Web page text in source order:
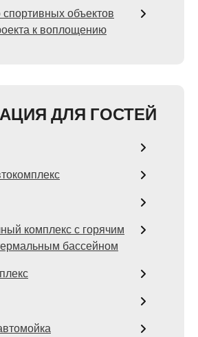
объектов
к воплощению
ДЛЯ ГОСТЕЙ
комплекс с горячим
бассейном